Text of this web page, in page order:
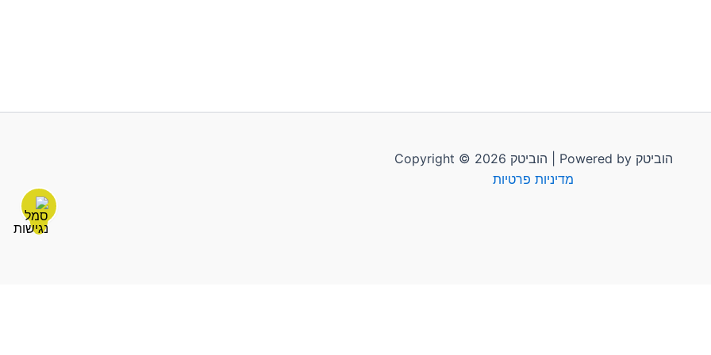
Copyright © 2026 הוביטק | Powered by הוביטק
מדיניות פרטיות